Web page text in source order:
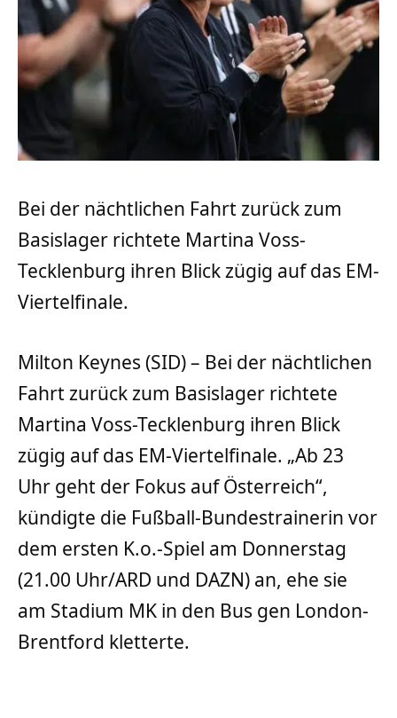
Bei der nächtlichen Fahrt zurück zum
Basislager richtete Martina Voss-
Tecklenburg ihren Blick zügig auf das EM-
Viertelfinale.
Milton Keynes (SID) – Bei der nächtlichen
Fahrt zurück zum Basislager richtete
Martina Voss-Tecklenburg ihren Blick
zügig auf das EM-Viertelfinale. „Ab 23
Uhr geht der Fokus auf Österreich“,
kündigte die Fußball-Bundestrainerin vor
dem ersten K.o.-Spiel am Donnerstag
(21.00 Uhr/ARD und DAZN) an, ehe sie
am Stadium MK in den Bus gen London-
Brentford kletterte.